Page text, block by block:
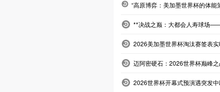
“高原博弈：美加墨世界杯的体能
**决战之巅：大都会人寿球场
2026美加墨世界杯淘汰赛签表
迈阿密硬石：2026世界杯巅峰
2026世界杯开幕式预演遇突发